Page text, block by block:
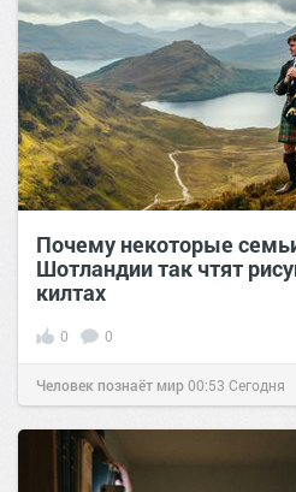
Почему некоторые
Шотландии так чтят
килтах
0 0
Человек познаёт мир00:53 Сегодня